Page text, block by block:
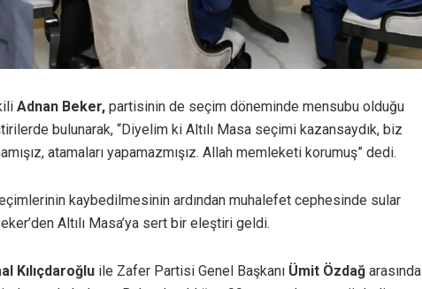
Adnan Beker, partisinin de seçim döneminde mensubu olduğu
bulunarak, “Diyelim ki Altılı Masa seçimi kazansaydık, biz
atamaları yapamazmışız. Allah memleketi korumuş” dedi.
kaybedilmesinin ardından muhalefet cephesinde sular
Altılı Masa’ya sert bir eleştiri geldi.
Kılıçdaroğlu ile Zafer Partisi Genel Başkanı Ümit Özdağ arasında